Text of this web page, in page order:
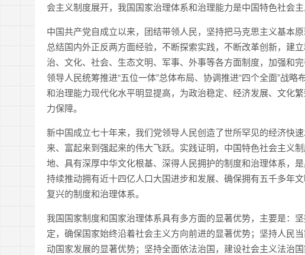
会主义制度展开，我国国家治理体系和治理能力是中国特色社会
中国共产党自成立以来，团结带领人民，坚持把马克思主义基本
总结国内外正反两方面经验，不断探索实践，不断改革创新，建
治、文化、社会、生态文明、军事、外事等各方面制度，加强和
领导人民统筹推进“五位一体”总体布局、协调推进“四个全面”战
和治理能力现代化水平明显提高，为政治稳定、经济发展、文化
力保障。
新中国成立七十年来，我们党领导人民创造了世所罕见的经济快
来、富起来到强起来的伟大飞跃。实践证明，中国特色社会主义
地、具有深厚中华文化根基、深得人民拥护的制度和治理体系，
持续推动拥有近十四亿人口大国进步和发展、确保拥有五千多年
复兴的制度和治理体系。
我国国家制度和国家治理体系具有多方面的显著优势，主要是：
定，确保国家始终沿着社会主义方向前进的显著优势；坚持人民
动国家发展的显著优势；坚持全面依法治国，建设社会主义法治